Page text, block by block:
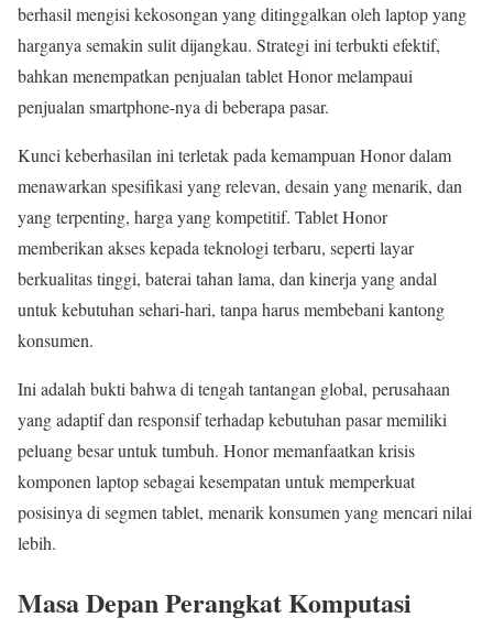
berhasil mengisi kekosongan yang ditinggalkan oleh laptop yang
harganya semakin sulit dijangkau. Strategi ini terbukti efektif,
bahkan menempatkan penjualan tablet Honor melampaui
penjualan smartphone-nya di beberapa pasar.
Kunci keberhasilan ini terletak pada kemampuan Honor dalam
menawarkan spesifikasi yang relevan, desain yang menarik, dan
yang terpenting, harga yang kompetitif. Tablet Honor
memberikan akses kepada teknologi terbaru, seperti layar
berkualitas tinggi, baterai tahan lama, dan kinerja yang andal
untuk kebutuhan sehari-hari, tanpa harus membebani kantong
konsumen.
Ini adalah bukti bahwa di tengah tantangan global, perusahaan
yang adaptif dan responsif terhadap kebutuhan pasar memiliki
peluang besar untuk tumbuh. Honor memanfaatkan krisis
komponen laptop sebagai kesempatan untuk memperkuat
posisinya di segmen tablet, menarik konsumen yang mencari nilai
lebih.
Masa Depan Perangkat Komputasi